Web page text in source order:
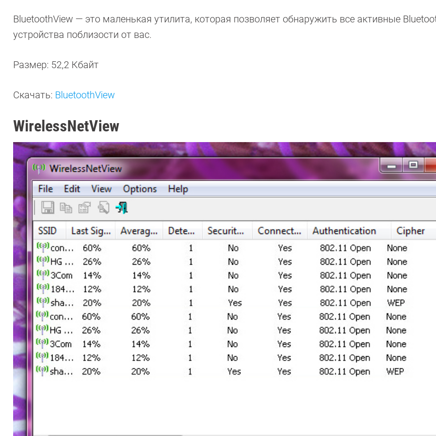
BluetoothView — это маленькая утилита, которая позволяет обнаружить все активные
устройства поблизости от вас.
Размер: 52,2 Кбайт
Скачать: BluetoothView
WirelessNetView